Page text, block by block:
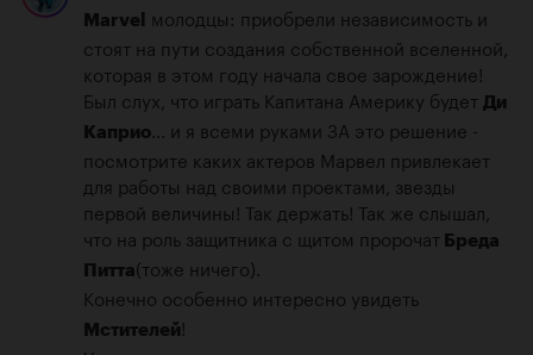
Marvel
молодцы: приобрели независимость и
стоят на пути создания собственной вселенной,
которая в этом году начала свое зарождение!
Был слух, что играть Капитана Америку будет Ди
Каприо... и я всеми руками ЗА это решение -
посмотрите каких актеров Марвел привлекает
для работы над своими проектами, звезды
первой величины! Так держать! Так же слышал,
что на роль защитника с щитом пророчат Бреда
Питта(тоже ничего).
Конечно особенно интересно увидеть
Мстителей!